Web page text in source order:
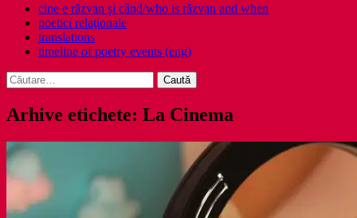
cine e răzvan și când/who is răzvan and when
poetici relaţionale
translations
timeline of poetry events (eng)
Caută
după:
Arhive etichete: La Cinema